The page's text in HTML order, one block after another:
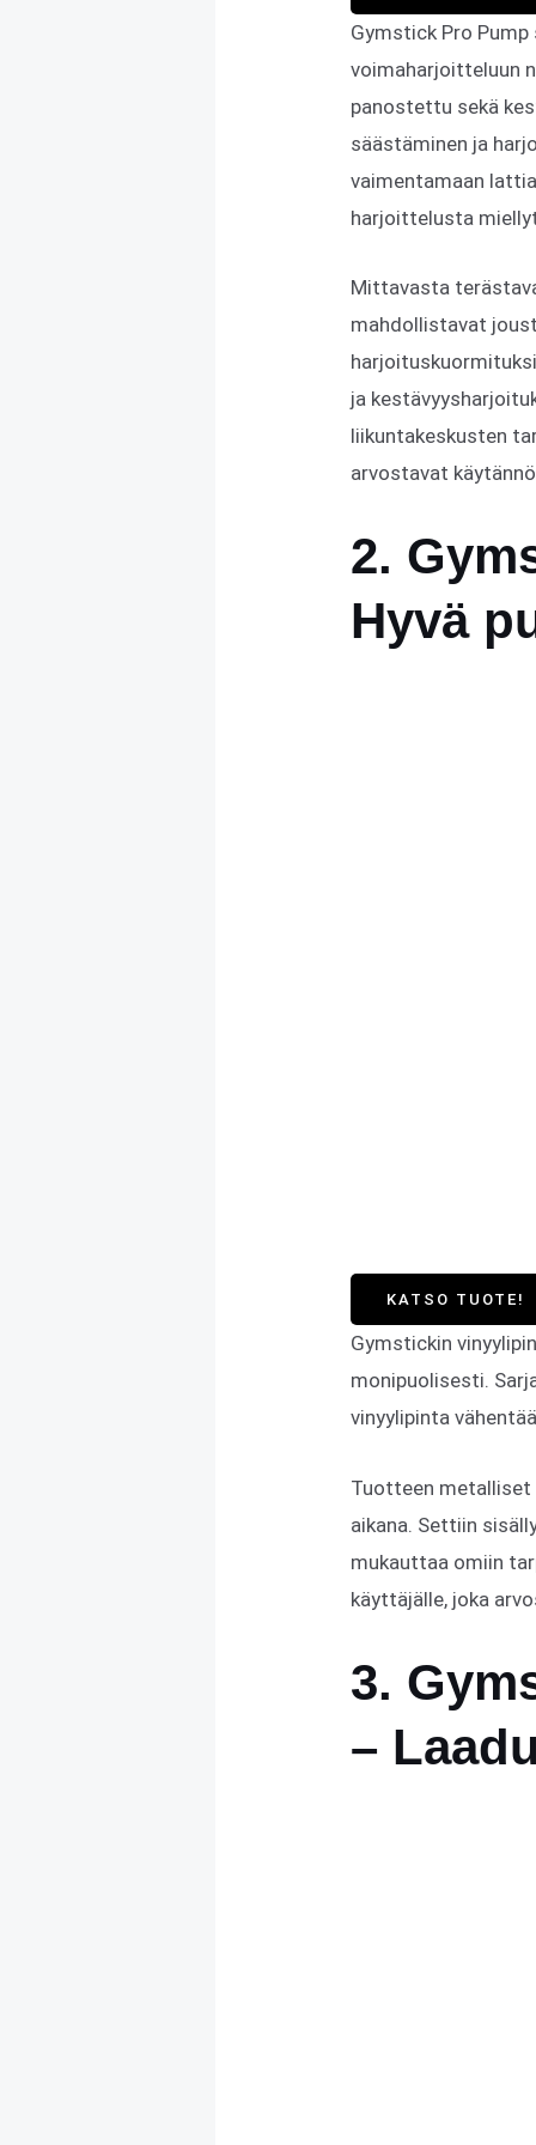
Gymstick Pro
voimaharjoitteluun
panostettu sekä
säästäminen ja
vaimentamaan
harjoittelusta
Mittavasta
mahdollistavat
ja
liikuntakeskusten
arvostavat
2.
Hyvä
KATSO TUOTE!
Gymstickin
monipuolisesti.
vinyylipinta
Tuotteen metalliset
aikana. Settiin
mukauttaa omiin
käyttäjälle, joka
3.
–